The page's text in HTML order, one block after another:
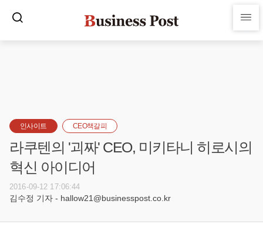
인사이트 CEO책갈피
라쿠텐의 '괴짜' CEO, 미키타니 히로시의
혁신 아이디어
2016-09-12 17:06:44
김수정 기자 - hallow21@businesspost.co.kr